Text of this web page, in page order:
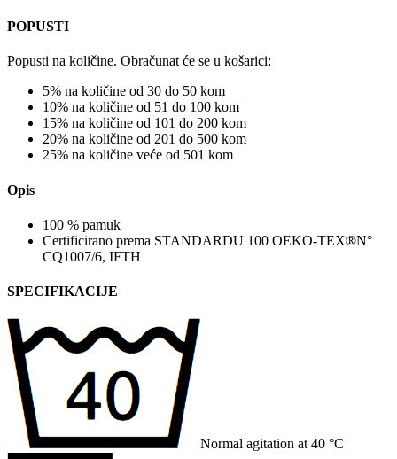
POPUSTI
Popusti na količine. Obračunat će se u košarici:
5% na količine od 30 do 50 kom
10% na količine od 51 do 100 kom
15% na količine od 101 do 200 kom
20% na količine od 201 do 500 kom
25% na količine veće od 501 kom
Opis
100 % pamuk
Certificirano prema STANDARDU 100 OEKO-TEX®N°
CQ1007/6, IFTH
SPECIFIKACIJE
Normal agitation at 40 °C